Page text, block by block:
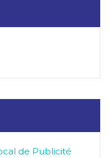
de Publicité